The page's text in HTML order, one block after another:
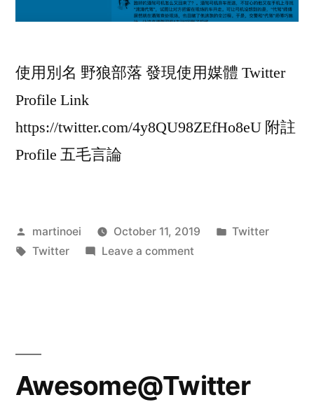
使用別名 野狼部落 發現使用媒體 Twitter
Profile Link
https://twitter.com/4y8QU98ZEfHo8eU 附註
Profile 五毛言論
Posted
by
martinoei October 11, 2019
Posted
Twitter
Tags:
Twitter Leave a commenton
Awesome@Twitter